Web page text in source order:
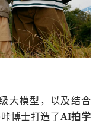
大模型，以及结合
博士打造了 AI拍学